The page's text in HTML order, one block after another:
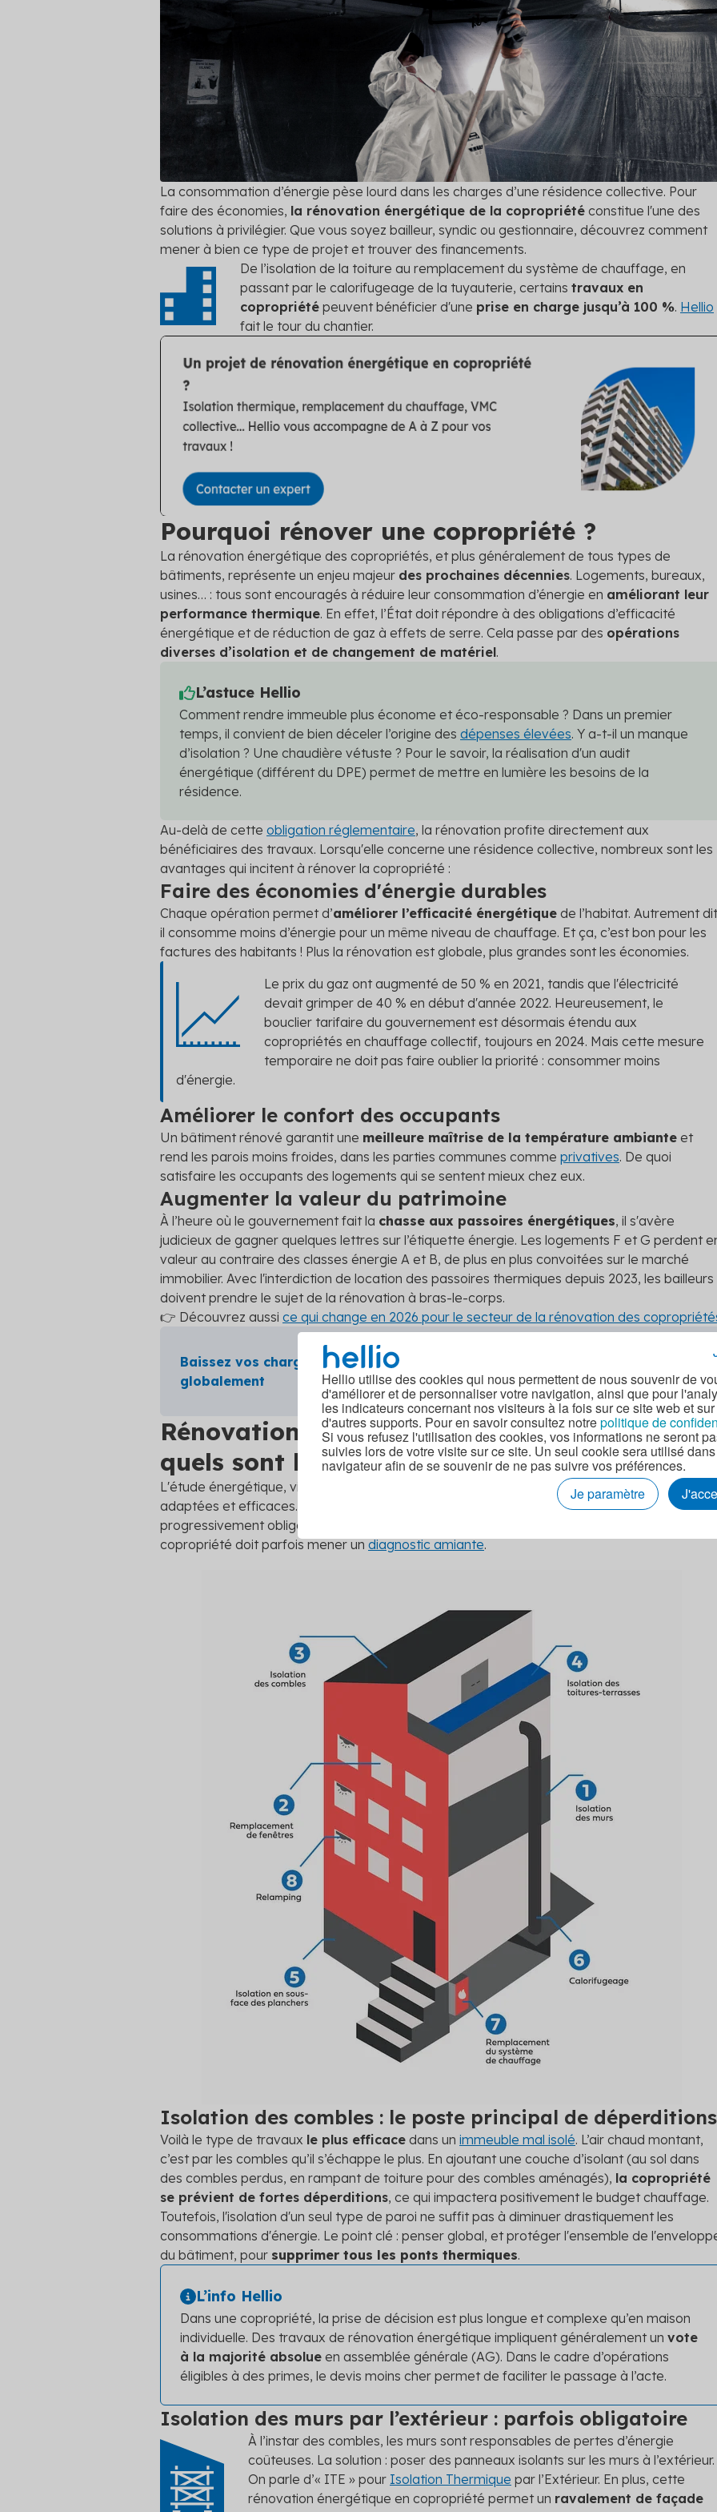
Hellio utilise des cookies qui nous permettent de nous souvenir de
d'améliorer et de personnaliser votre navigation, ainsi que pour
les indicateurs concernant nos visiteurs à la fois sur ce site web et sur
d'autres supports. Pour en savoir consultez notrepolitique de
Si vous refusez l'utilisation des cookies, vos informations ne seront
suivies lors de votre visite sur ce site. Un seul cookie sera utilisé
navigateur afin de se souvenir de ne pas suivre vos préférences.
Je paramètre
Fourniture d'énergie
Audit énergétique
Réalisez votre audit et définissez les
meilleurs scénarios de travaux
Diagnostic technique
Assurez la pérennité de
avec un diagnostic
Voir toutes les solutions
La consommation d’énergie pèse lourd dans les charges d’une résidence collective. Pour
faire des économies, la rénovation énergétique de la copropriété constitue l'une des
solutions à privilégier. Que vous soyez bailleur, syndic ou gestionnaire, découvrez comment
mener à bien ce type de projet et trouver des financements.
De l’isolation de la toiture au remplacement du système de chauffage, en
passant par le calorifugeage de la tuyauterie, certains travaux en
copropriété peuvent bénéficier d'une prise en charge jusqu’à 100 %. Hellio
fait le tour du chantier.
Pourquoi rénover une copropriété ?
La rénovation énergétique des copropriétés, et plus généralement de tous types de
bâtiments, représente un enjeu majeur des prochaines décennies. Logements, bureaux,
usines… : tous sont encouragés à réduire leur consommation d’énergie en améliorant leur
performance thermique. En effet, l’État doit répondre à des obligations d’efficacité
énergétique et de réduction de gaz à effets de serre. Cela passe par des opérations
diverses d’isolation et de changement de matériel.
L’astuce Hellio
Comment rendre immeuble plus économe et éco-responsable ? Dans un premier
temps, il convient de bien déceler l’origine des dépenses élevées. Y a-t-il un manque
d’isolation ? Une chaudière vétuste ? Pour le savoir, la réalisation d'un audit
énergétique (différent du DPE) permet de mettre en lumière les besoins de la
résidence.
Au-delà de cette obligation réglementaire, la rénovation profite directement aux
bénéficiaires des travaux. Lorsqu'elle concerne une résidence collective, nombreux sont les
avantages qui incitent à rénover la copropriété :
Faire des économies d'énergie durables
Chaque opération permet d’améliorer l’efficacité énergétique de l’habitat. Autrement
il consomme moins d’énergie pour un même niveau de chauffage. Et ça, c’est bon pour les
factures des habitants ! Plus la rénovation est globale, plus grandes sont les économies.
Le prix du gaz ont augmenté de 50 % en 2021, tandis que l'électricité
devait grimper de 40 % en début d'année 2022. Heureusement, le
bouclier tarifaire du gouvernement est désormais étendu aux
copropriétés en chauffage collectif, toujours en 2024. Mais cette mesure
temporaire ne doit pas faire oublier la priorité : consommer moins
d'énergie.
Améliorer le confort des occupants
Un bâtiment rénové garantit une meilleure maîtrise de la température ambiante et
rend les parois moins froides, dans les parties communes comme privatives. De quoi
satisfaire les occupants des logements qui se sentent mieux chez eux.
Augmenter la valeur du patrimoine
À l’heure où le gouvernement fait la chasse aux passoires énergétiques, il s'avère
judicieux de gagner quelques lettres sur l’étiquette énergie. Les logements F et G perdent
valeur au contraire des classes énergie A et B, de plus en plus convoitées sur le marché
immobilier. Avec l'interdiction de location des passoires thermiques depuis 2023, les bailleurs
doivent prendre le sujet de la rénovation à bras-le-corps.
👉 Découvrez aussi ce qui change en 2026 pour le secteur de la rénovation des
Baissez vos charges en rénovant
globalement
Rénovation énergétique en copropriété :
quels sont les travaux prioritaires ?
L'étude énergétique, vivement conseillée en amont, permet de définir les actions les plus
adaptées et efficaces. À noter également qu'un
plan pluriannuel de travauxdevient
progressivement obligatoire, depuis l'adoption de la loi Climat et résilience. Enfin, la
copropriété doit parfois mener un diagnostic amiante.
Isolation des combles : le poste principal de déperditions
Voilà le type de travaux le plus efficace dans un immeuble mal isolé. L’air chaud montant,
c’est par les combles qu’il s’échappe le plus. En ajoutant une couche d’isolant (au sol dans
des combles perdus, en rampant de toiture pour des combles aménagés), la copropriété
se prévient de fortes déperditions, ce qui impactera positivement le budget chauffage.
Toutefois, l'isolation d'un seul type de paroi ne suffit pas à diminuer drastiquement les
consommations d'énergie. Le point clé : penser global, et protéger l'ensemble de
du bâtiment, pour supprimer tous les ponts thermiques.
L’info Hellio
Dans une copropriété, la prise de décision est plus longue et complexe qu’en maison
individuelle. Des travaux de rénovation énergétique impliquent généralement un vote
à la majorité absolue en assemblée générale (AG). Dans le cadre d’opérations
éligibles à des primes, le devis moins cher permet de faciliter le passage à l’acte.
Isolation des murs par l’extérieur : parfois obligatoire
À l’instar des combles, les murs sont responsables de pertes d’énergie
coûteuses. La solution : poser des panneaux isolants sur les murs à l’extérieur.
On parle d’« ITE » pour Isolation Thermique par l’Extérieur. En plus, cette
rénovation énergétique en copropriété permet un ravalement de façade